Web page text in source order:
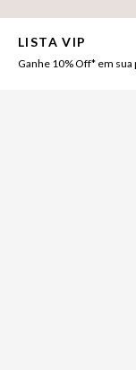
LISTA VIP
Ganhe 10% Off* em